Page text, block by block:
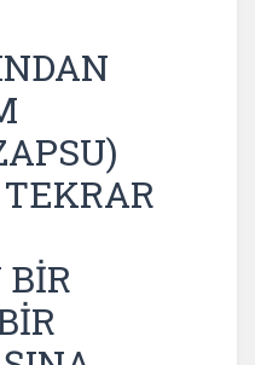
TEKRAR